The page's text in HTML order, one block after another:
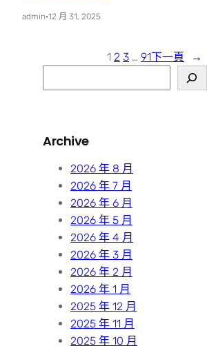
admin·12 月 31, 2025
1 2 3 … 91下一頁
→
e
c
Archive
2026 年 8 月
2026 年 7 月
2026 年 6 月
2026 年 5 月
2026 年 4 月
2026 年 3 月
2026 年 2 月
2026 年 1 月
2025 年 12 月
2025 年 11 月
2025 年 10 月